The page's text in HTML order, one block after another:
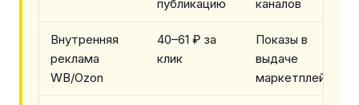
публикацию каналов
Внутренняя
реклама
WB/Ozon
40–61 ₽ за
клик
Показы в
выдаче
маркетплейса